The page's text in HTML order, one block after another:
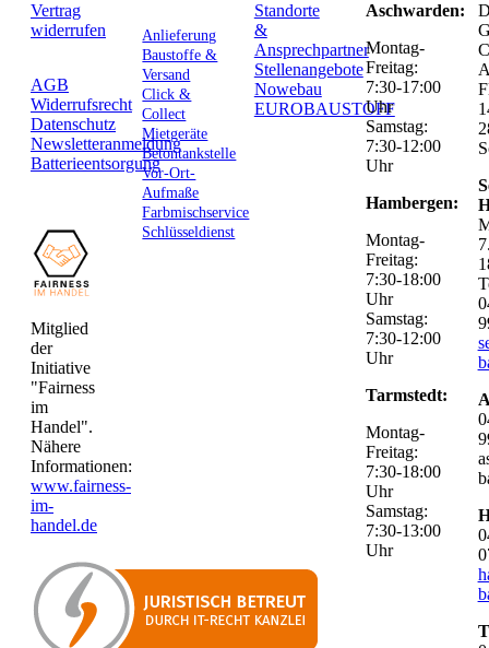
Vertrag
widerrufen
AGB
Widerrufsrecht
Datenschutz
Newsletteranmeldung
Batterieentsorgung
Mitglied
der
Initiative
"Fairness
im
Handel".
Nähere
Informationen:
www.fairness-
im-
handel.de
Anlieferung
Baustoffe &
Versand
Click &
Collect
Mietgeräte
Betontankstelle
Vor-Ort-
Aufmaße
Farbmischservice
Schlüsseldienst
Standorte
&
Ansprechpartner
Stellenangebote
Nowebau
EUROBAUSTOFF
Aschwarden:
Montag-
Freitag:
7:30-17:00
Uhr
Samstag:
7:30-12:00
Uhr
Hambergen:
Montag-
Freitag:
7:30-18:00
Uhr
Samstag:
7:30-12:00
Uhr
Tarmstedt:
Montag-
Freitag:
7:30-18:00
Uhr
Samstag:
7:30-13:00
Uhr